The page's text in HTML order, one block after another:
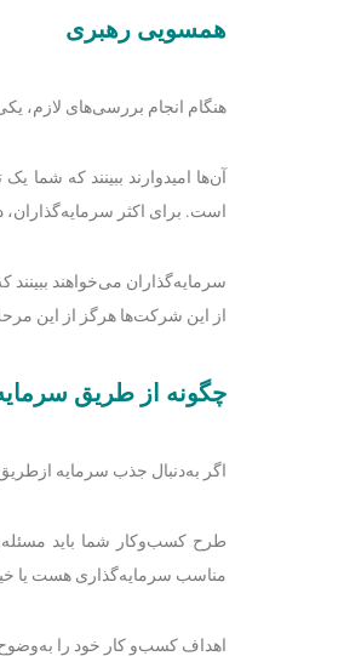
همسویی رهبری
هنگام انجام بررسی‌های لازم،
آن‌ها امیدوارند ببینند که شما
است. برای اکثر
سرمایه‌گذاران می‌خواهند
از این شرکت‌ها هرگز از این
چگونه از طریق
اگر به‌دنبال جذب سرمایه
طرح کسب‌وکار شما باید
مناسب سرمایه‌گذاری هست یا
اهداف کسب‌و کار خود را